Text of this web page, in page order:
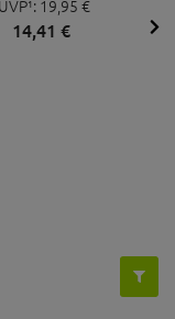
UVP¹: 19,95 €
14,41 €